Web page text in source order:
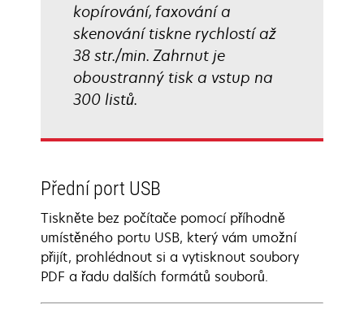
kopírování, faxování a
skenování tiskne rychlostí až
38 str./min. Zahrnut je
oboustranný tisk a vstup na
300 listů.
Přední port USB
Tiskněte bez počítače pomocí příhodně
umístěného portu USB, který vám umožní
přijít, prohlédnout si a vytisknout soubory
PDF a řadu dalších formátů souborů.